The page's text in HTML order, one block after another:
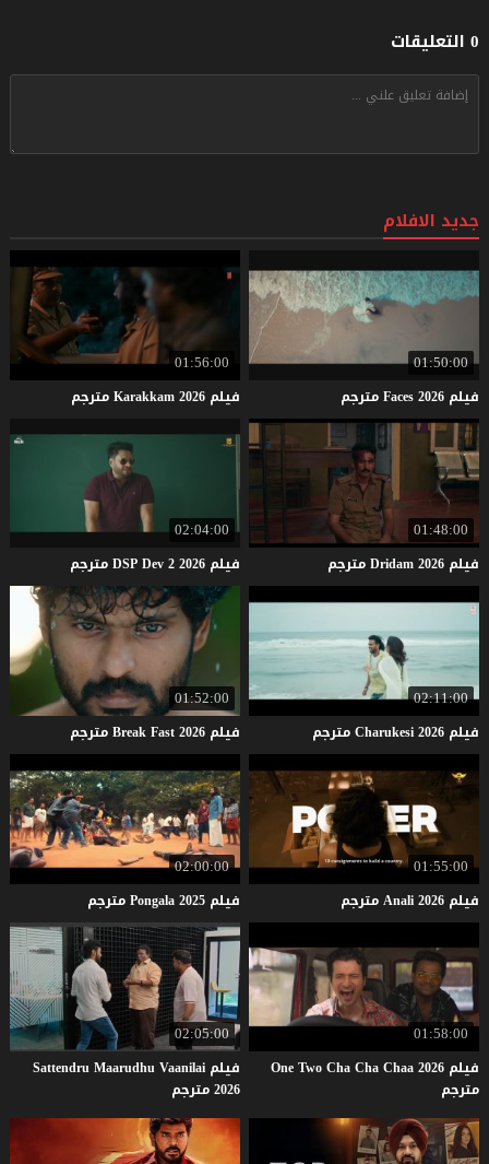
0 التعليقات
جديد الافلام
01:50:00
فيلم Faces2026 مترجم
01:56:00
فيلم Karakkam2026 مترجم
01:48:00
فيلم Dridam2026 مترجم
02:04:00
فيلم DSPDev22026 مترجم
02:11:00
فيلم Charukesi2026 مترجم
01:52:00
فيلم BreakFast2026 مترجم
01:55:00
فيلم Anali2026 مترجم
02:00:00
فيلم Pongala2025 مترجم
01:58:00
فيلم One Two Cha Cha Chaa 2026
مترجم
02:05:00
فيلم Sattendru Maarudhu Vaanilai
2026 مترجم